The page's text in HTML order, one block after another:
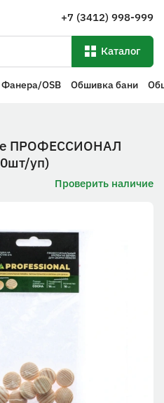
+7 (3412) 998-999
Каталог
Фанера/OSB Обшивка бани
ПРОФЕССИОНАЛ
уп)
Проверить наличие